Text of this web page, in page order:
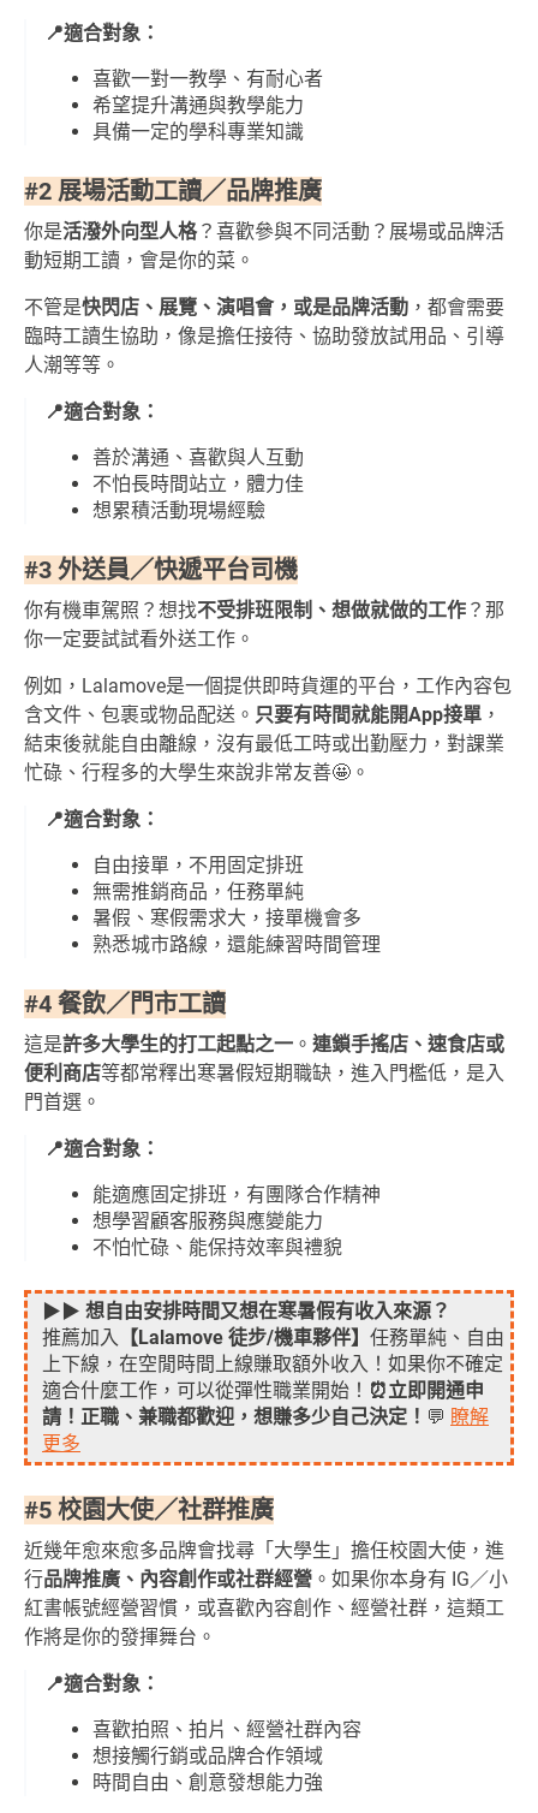
📍適合對象：
喜歡一對一教學、有耐心者
希望提升溝通與教學能力
具備一定的學科專業知識
#2 展場活動工讀／品牌推廣
你是活潑外向型人格？喜歡參與不同活動？展場或品牌活
動短期工讀，會是你的菜。
不管是快閃店、展覽、演唱會，或是品牌活動 ，都會需要
臨時工讀生協助，像是擔任接待、協助發放試用品、引導
人潮等等。
📍適合對象：
善於溝通、喜歡與人互動
不怕長時間站立，體力佳
想累積活動現場經驗
#3 外送員／快遞平台司機
你有機車駕照？想找不受排班限制、想做就做的工作 ？那
你一定要試試看外送工作。
例如，Lalamove是一個提供即時貨運的平台，工作內容包
含文件、包裹或物品配送。 只要有時間就能開App接單 ，
結束後就能自由離線，沒有最低工時或出勤壓力，對課業
忙碌、行程多的大學生來說非常友善🤩。
📍適合對象：
自由接單，不用固定排班
無需推銷商品，任務單純
暑假、寒假需求大，接單機會多
熟悉城市路線，還能練習時間管理
#4 餐飲／門市工讀
這是許多大學生的打工起點之一 。 連鎖手搖店、速食店或
便利商店等都常釋出寒暑假短期職缺，進入門檻低，是入
門首選。
📍適合對象：
能適應固定排班，有團隊合作精神
想學習顧客服務與應變能力
不怕忙碌、能保持效率與禮貌
▶▶ 想自由安排時間又想在寒暑假有收入來源？
推薦加入 【Lalamove 徒步/機車夥伴】 任務單純、自由
上下線，在空閒時間上線賺取額外收入！如果你不確定
適合什麼工作，可以從彈性職業開始！ ⏰立即開通申
請！正職、兼職都歡迎，想賺多少自己決定！ 💬 瞭解
更多
#5 校園大使／社群推廣
近幾年愈來愈多品牌會找尋「大學生」擔任校園大使，進
行品牌推廣、內容創作或社群經營 。如果你本身有 IG／小
紅書帳號經營習慣，或喜歡內容創作、經營社群，這類工
作將是你的發揮舞台。
📍適合對象：
喜歡拍照、拍片、經營社群內容
想接觸行銷或品牌合作領域
時間自由、創意發想能力強